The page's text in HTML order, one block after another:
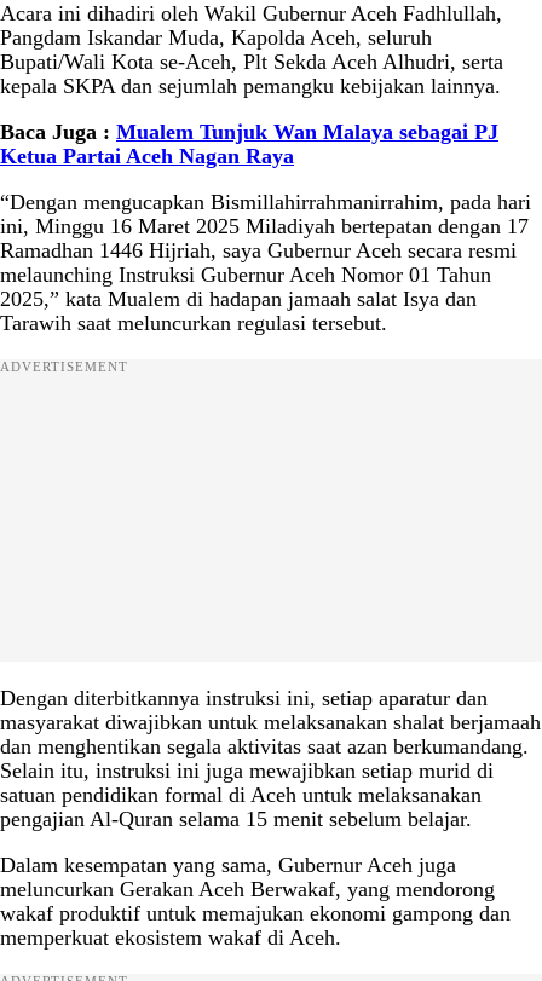
Acara ini dihadiri oleh Wakil Gubernur Aceh Fadhlullah,
Pangdam Iskandar Muda, Kapolda Aceh, seluruh
Bupati/Wali Kota se-Aceh, Plt Sekda Aceh Alhudri, serta
kepala SKPA dan sejumlah pemangku kebijakan lainnya.
Baca Juga : Mualem Tunjuk Wan Malaya sebagai PJ
Ketua Partai Aceh Nagan Raya
“Dengan mengucapkan Bismillahirrahmanirrahim, pada hari
ini, Minggu 16 Maret 2025 Miladiyah bertepatan dengan 17
Ramadhan 1446 Hijriah, saya Gubernur Aceh secara resmi
melaunching Instruksi Gubernur Aceh Nomor 01 Tahun
2025,” kata Mualem di hadapan jamaah salat Isya dan
Tarawih saat meluncurkan regulasi tersebut.
ADVERTISEMENT
Dengan diterbitkannya instruksi ini, setiap aparatur dan
masyarakat diwajibkan untuk melaksanakan shalat berjamaah
dan menghentikan segala aktivitas saat azan berkumandang.
Selain itu, instruksi ini juga mewajibkan setiap murid di
satuan pendidikan formal di Aceh untuk melaksanakan
pengajian Al-Quran selama 15 menit sebelum belajar.
Dalam kesempatan yang sama, Gubernur Aceh juga
meluncurkan Gerakan Aceh Berwakaf, yang mendorong
wakaf produktif untuk memajukan ekonomi gampong dan
memperkuat ekosistem wakaf di Aceh.